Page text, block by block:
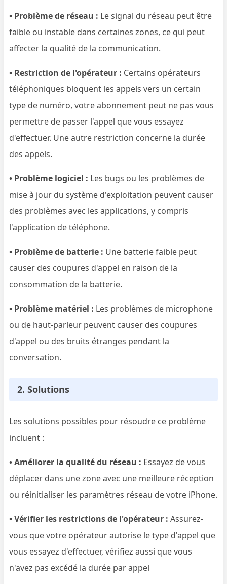
• Problème de réseau : Le signal du réseau peut être
faible ou instable dans certaines zones, ce qui peut
affecter la qualité de la communication.
• Restriction de l'opérateur : Certains opérateurs
téléphoniques bloquent les appels vers un certain
type de numéro, votre abonnement peut ne pas vous
permettre de passer l'appel que vous essayez
d'effectuer. Une autre restriction concerne la durée
des appels.
• Problème logiciel : Les bugs ou les problèmes de
mise à jour du système d'exploitation peuvent causer
des problèmes avec les applications, y compris
l'application de téléphone.
• Problème de batterie : Une batterie faible peut
causer des coupures d'appel en raison de la
consommation de la batterie.
• Problème matériel : Les problèmes de microphone
ou de haut-parleur peuvent causer des coupures
d'appel ou des bruits étranges pendant la
conversation.
2. Solutions
Les solutions possibles pour résoudre ce problème
incluent :
• Améliorer la qualité du réseau : Essayez de vous
déplacer dans une zone avec une meilleure réception
ou réinitialiser les paramètres réseau de votre iPhone.
• Vérifier les restrictions de l'opérateur : Assurez-
vous que votre opérateur autorise le type d'appel que
vous essayez d'effectuer, vérifiez aussi que vous
n'avez pas excédé la durée par appel